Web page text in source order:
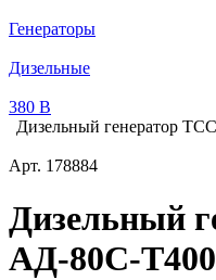
Генераторы
Дизельные
380 В
Дизельный генератор
Арт. 178884
Дизельный
АД-80С-